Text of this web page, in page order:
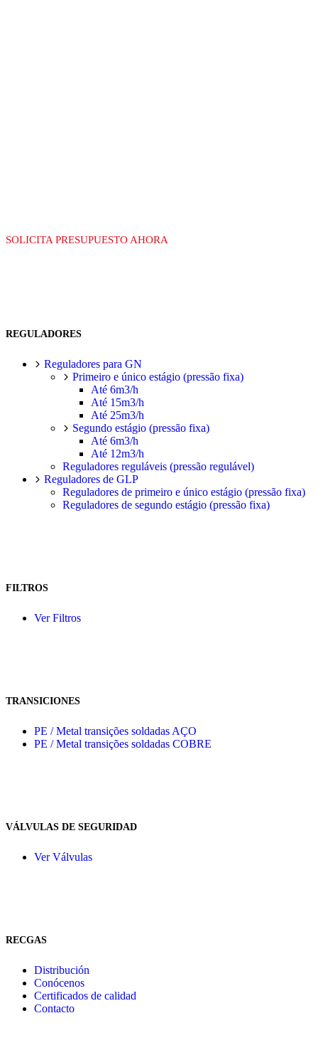
SOLICITA PRESUPUESTO AHORA
REGULADORES
Reguladores para GN
Primeiro e único estágio (pressão fixa)
Até 6m3/h
Até 15m3/h
Até 25m3/h
Segundo estágio (pressão fixa)
Até 6m3/h
Até 12m3/h
Reguladores reguláveis (pressão regulável)
Reguladores de GLP
Reguladores de primeiro e único estágio (pressão fixa)
Reguladores de segundo estágio (pressão fixa)
FILTROS
Ver Filtros
TRANSICIONES
PE / Metal transições soldadas AÇO
PE / Metal transições soldadas COBRE
VÁLVULAS DE SEGURIDAD
Ver Válvulas
RECGAS
Distribución
Conócenos
Certificados de calidad
Contacto